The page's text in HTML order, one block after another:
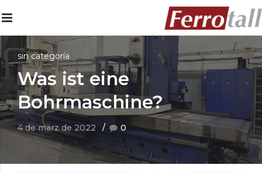
sin categoría
Was ist eine
Bohrmaschine?
4 de märz de 2022 0